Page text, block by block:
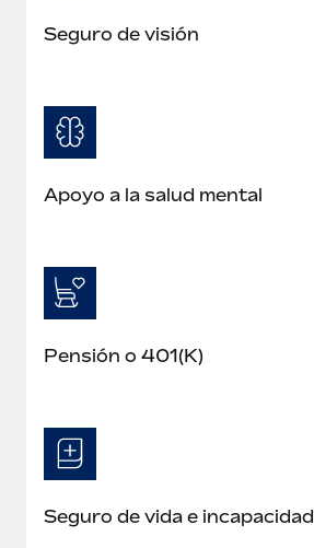
Seguro de visión
Apoyo a la salud mental
Pensión o 401(K)
Seguro de vida e incapacidad